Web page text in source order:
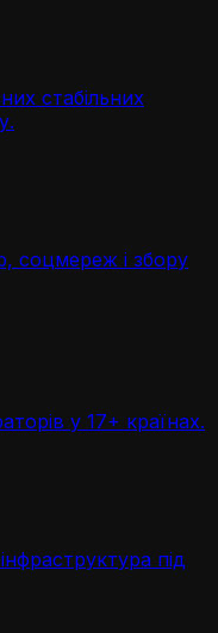
стабільних
соцмереж і збору
у 17+ країнах.
під